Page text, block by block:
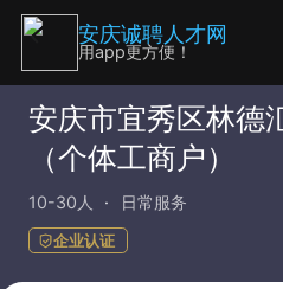
安庆市宜秀区林德
（个体工商户）
10-30人 日常服务
企业认证
安庆诚聘人才网
用app更方便！